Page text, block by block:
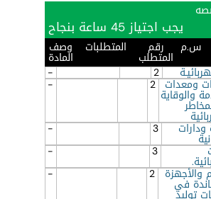
يجب اجتياز 45 ساعة بنجاح
س.م رقم
المتطلب
المتطلبات وصف
المادة
2
-
ومعدات
والوقاية
2
-
3
-
3
-
والأجهزة
في
توليد
2
-